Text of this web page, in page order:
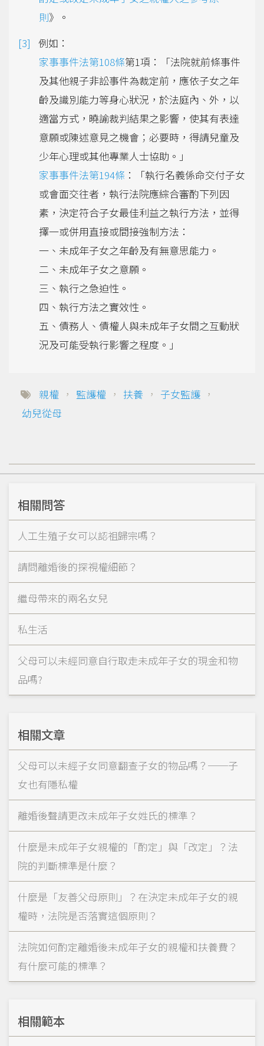
則》。
例如：
家事事件法第108條第1項：「法院就前條事件
及其他親子非訟事件為裁定前，應依子女之年
齡及識別能力等身心狀況，於法庭內、外，以
適當方式，曉諭裁判結果之影響，使其有表達
意願或陳述意見之機會；必要時，得請兒童及
少年心理或其他專業人士協助。」
家事事件法第194條 ：「執行名義係命交付子女
或會面交往者，執行法院應綜合審酌下列因
素，決定符合子女最佳利益之執行方法，並得
擇一或併用直接或間接強制方法：
一、未成年子女之年齡及有無意思能力。
二、未成年子女之意願。
三、執行之急迫性。
四、執行方法之實效性。
五、債務人、債權人與未成年子女間之互動狀
況及可能受執行影響之程度。」
親權 ， 監護權 ， 扶養 ， 子女監護 ，
幼兒從母
相關問答
人工生殖子女可以認祖歸宗嗎？
請問離婚後的探視權細節？
繼母帶來的兩名女兒
私生活
父母可以未經同意自行取走未成年子女的現金和物
品嗎?
相關文章
父母可以未經子女同意翻查子女的物品嗎？──子
女也有隱私權
離婚後聲請更改未成年子女姓氏的標準？
什麼是未成年子女親權的「酌定」與「改定」？法
院的判斷標準是什麼？
什麼是「友善父母原則」？在決定未成年子女的親
權時，法院是否落實這個原則？
法院如何酌定離婚後未成年子女的親權和扶養費？
有什麼可能的標準？
相關範本